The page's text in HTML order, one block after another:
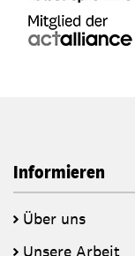
Informieren
Über uns
Unsere Arbeit